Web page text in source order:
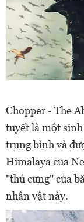
Chopper - The
tuyết là một
trung bình và
Himalaya của
"thú cưng" của
nhân vật này.